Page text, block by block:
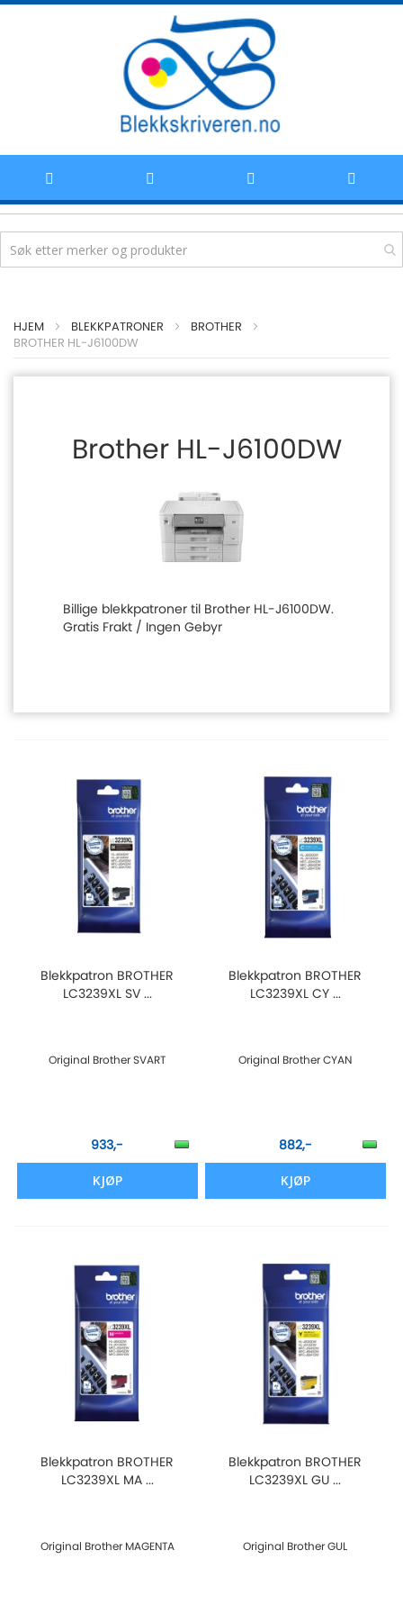
til
innhold
HJEM BLEKKPATRONER
BROTHER
BROTHER HL-J6100DW
Brother HL-J6100DW
Billige blekkpatroner til Brother HL-J6100DW.
Gratis Frakt / Ingen Gebyr
Blekkpatron BROTHER
LC3239XL SV ...
Original Brother SVART
933,-
KJØP
Blekkpatron BROTHER
LC3239XL CY ...
Original Brother CYAN
882,-
KJØP
Blekkpatron BROTHER
LC3239XL MA ...
Original Brother MAGENTA
Blekkpatron BROTHER
LC3239XL GU ...
Original Brother GUL